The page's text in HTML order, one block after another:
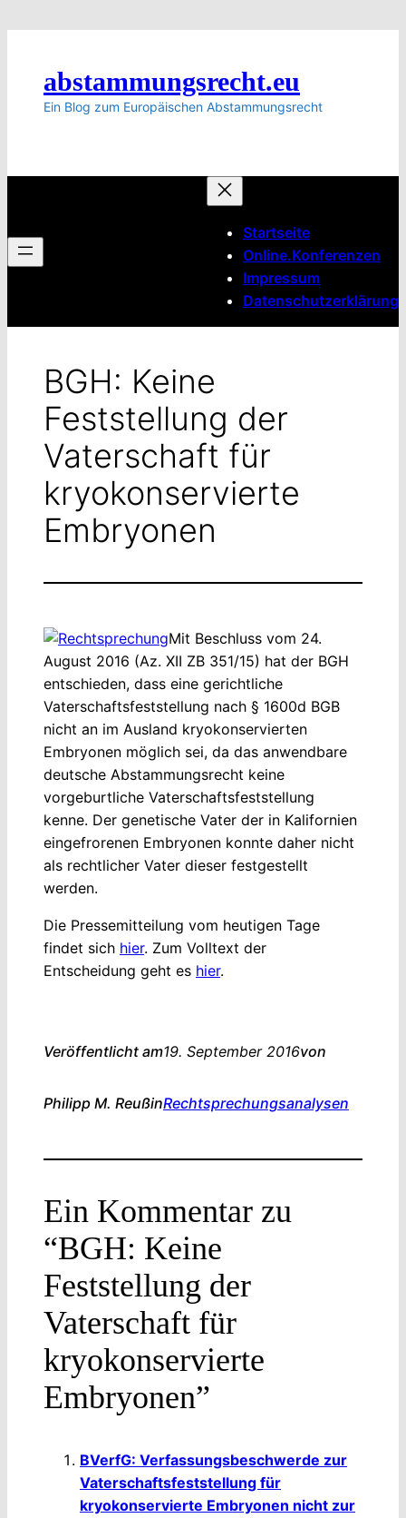
abstammungsrecht.eu
Ein Blog zum Europäischen Abstammungsrecht
Startseite
Online.Konferenzen
Impressum
Datenschutzerklärung
BGH: Keine
Feststellung der
Vaterschaft für
kryokonservierte
Embryonen
Mit Beschluss vom 24.
August 2016 (Az. XII ZB 351/15) hat der BGH
entschieden, dass eine gerichtliche
Vaterschaftsfeststellung nach § 1600d BGB
nicht an im Ausland kryokonservierten
Embryonen möglich sei, da das anwendbare
deutsche Abstammungsrecht keine
vorgeburtliche Vaterschaftsfeststellung
kenne. Der genetische Vater der in Kalifornien
eingefrorenen Embryonen konnte daher nicht
als rechtlicher Vater dieser festgestellt
werden.
Die Pressemitteilung vom heutigen Tage
findet sich hier. Zum Volltext der
Entscheidung geht es hier.
Veröffentlicht am19. September 2016von
Philipp M. ReußinRechtsprechungsanalysen
Ein Kommentar zu
“BGH: Keine
Feststellung der
Vaterschaft für
kryokonservierte
Embryonen”
BVerfG: Verfassungsbeschwerde zur
Vaterschaftsfeststellung für
kryokonservierte Embryonen nicht zur